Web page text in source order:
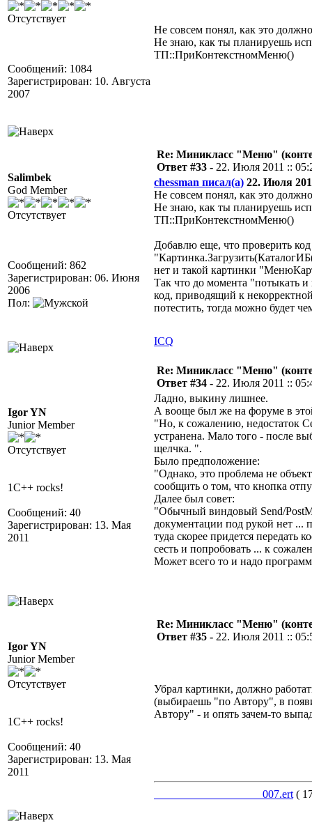
Отсутствует
Сообщений: 1084
Зарегистрирован: 10. Августа
2007
Не совсем понял, как это
Не знаю, как ты планируешь
ТП::ПриКонтекстномМеню()
Salimbek
God Member
Отсутствует
Сообщений: 862
Зарегистрирован: 06. Июня
2006
Пол:
Re: Миникласс "Меню"
Ответ #33 - 22. Июля 2011 ::
chessman писал(а) 22. Июля
Не совсем понял, как это
Не знаю, как ты планируешь
ТП::ПриКонтекстномМеню()
Добавлю еще, что проверить
нет и такой картинки
Так что до момента "потыкать
код, приводящий к
потестить, тогда можно будет
ICQ
Igor YN
Junior Member
Отсутствует
1C++ rocks!
Сообщений: 40
Зарегистрирован: 13. Мая
2011
Re: Миникласс "Меню"
Ответ #34 - 22. Июля 2011 ::
Ладно, выкину лишнее.
А вооще был же на форуме в
"Но, к сожалению, недостаток
устранена. Мало того - после
щелчка. ".
Было предположение:
"Однако, это проблема не
сообщить о том, что кнопка
Далее был совет:
"Обычный виндовый Send/
документации под рукой нет ...
туда скорее придется передать
сесть и попробовать ... к
Может всего то и надо
Igor YN
Junior Member
Отсутствует
1C++ rocks!
Сообщений: 40
Зарегистрирован: 13. Мая
2011
Re: Миникласс "Меню"
Ответ #35 - 22. Июля 2011 ::
Убрал картинки, должно
(выбираешь "по Автору", в
Автору" - и опять зачем-то
___________________007.ert (